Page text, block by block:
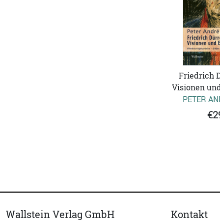
Friedrich
Visionen
PETER
Wallstein Verlag GmbH Kontakt